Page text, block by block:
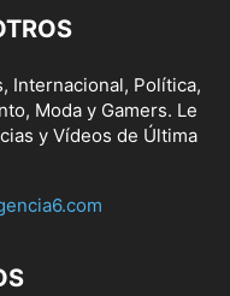
Internacional, Política,
Moda y Gamers. Le
y Vídeos de Última